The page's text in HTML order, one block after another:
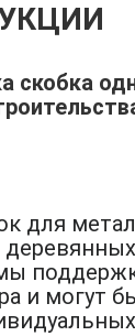
скобка
для
и могут